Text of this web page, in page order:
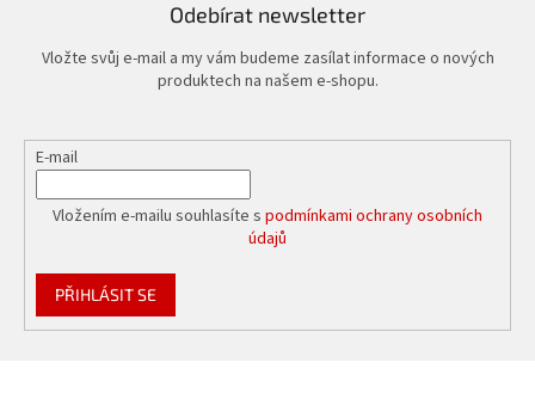
Odebírat newsletter
Vložte svůj e-mail a my vám budeme zasílat informace o nových
produktech na našem e-shopu.
E-mail
Vložením e-mailu souhlasíte s podmínkami ochrany osobních
údajů
PŘIHLÁSIT SE